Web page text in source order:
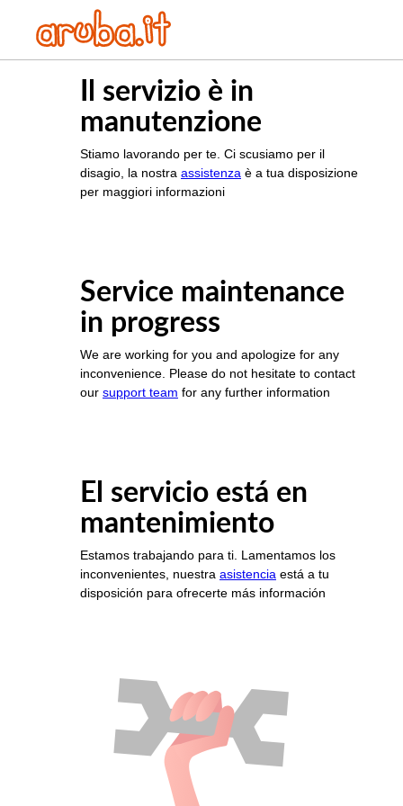
Il servizio è in
manutenzione
Stiamo lavorando per te. Ci scusiamo per il
disagio, la nostra assistenza è a tua disposizione
per maggiori informazioni
Service maintenance
in progress
We are working for you and apologize for any
inconvenience. Please do not hesitate to contact
our support team for any further information
El servicio está en
mantenimiento
Estamos trabajando para ti. Lamentamos los
inconvenientes, nuestra asistencia está a tu
disposición para ofrecerte más información